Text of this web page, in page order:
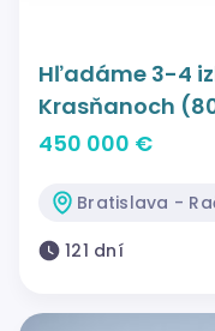
Hľadáme 3-4
Krasňanoch
450 000 €
Bratislava -
121 dní